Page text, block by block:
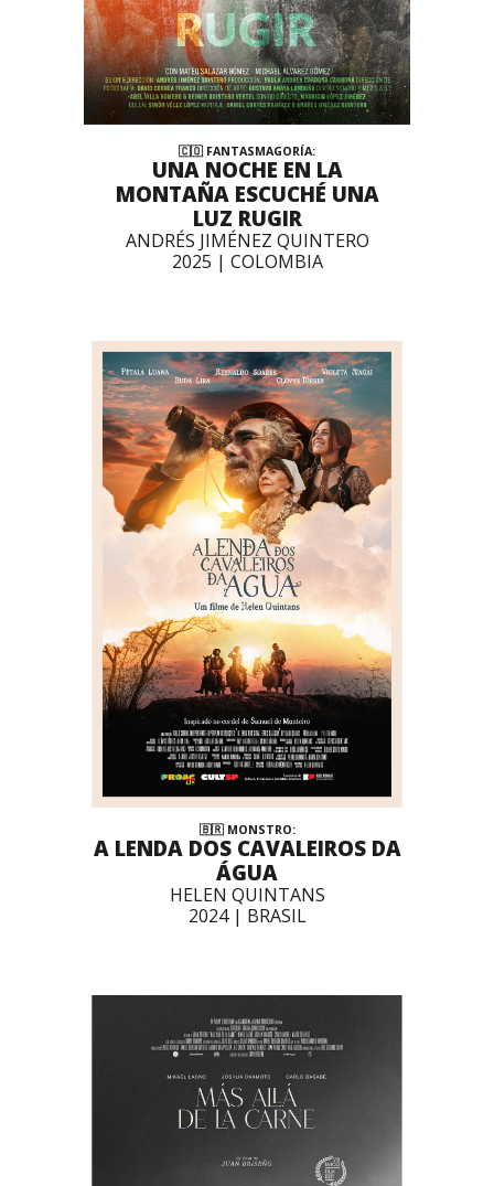
🇨🇴 FANTASMAGORÍA:
UNA NOCHE EN LA
MONTAÑA ESCUCHÉ UNA
LUZ RUGIR
ANDRÉS JIMÉNEZ QUINTERO
2025 | COLOMBIA
🇧🇷 MONSTRO:
A LENDA DOS CAVALEIROS DA
ÁGUA
HELEN QUINTANS
2024 | BRASIL